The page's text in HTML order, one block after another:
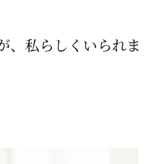
、私らしくいられま